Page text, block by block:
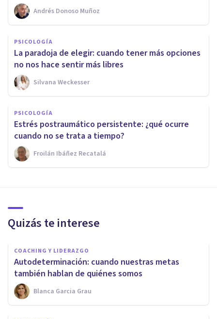
Andrés Donoso Muñoz
PSICOLOGÍA
La paradoja de elegir: cuando tener más opciones
no nos hace sentir más libres
Silvana Weckesser
PSICOLOGÍA
Estrés postraumático persistente: ¿qué ocurre
cuando no se trata a tiempo?
Froilán Ibáñez Recatalá
Quizás te interese
COACHING Y LIDERAZGO
Autodeterminación: cuando nuestras metas
también hablan de quiénes somos
Blanca Garcia Grau